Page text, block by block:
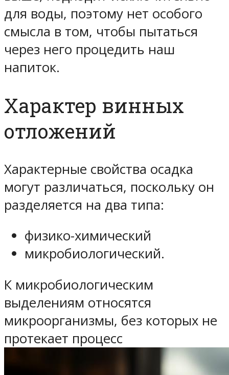
для воды, поэтому нет особого
смысла в том, чтобы пытаться
через него процедить наш
напиток.
Характер винных
отложений
Характерные свойства осадка
могут различаться, поскольку он
разделяется на два типа:
физико-химический
микробиологический.
К микробиологическим
выделениям относятся
микроорганизмы, без которых не
протекает процесс